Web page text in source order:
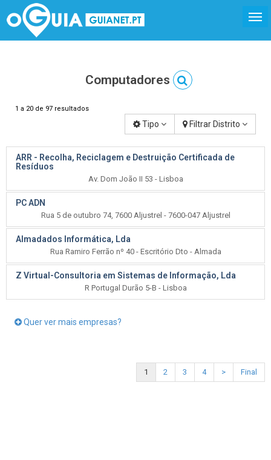
Computadores
1 a 20 de 97 resultados
Tipo Filtrar Distrito
ARR - Recolha, Reciclagem e Destruição Certificada de
Resíduos
Av. Dom João II 53 - Lisboa
PC ADN
Rua 5 de outubro 74, 7600 Aljustrel - 7600-047 Aljustrel
Almadados Informática, Lda
Rua Ramiro Ferrão nº 40 - Escritório Dto - Almada
Z Virtual-Consultoria em Sistemas de Informação, Lda
R Portugal Durão 5-B - Lisboa
Quer ver mais empresas?
1 2 3 4 > Final